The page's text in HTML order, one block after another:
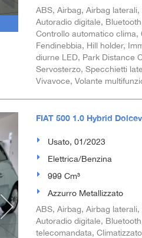
ABS, Airbag, Airbag
Autoradio digitale,
Controllo automatico clima,
Fendinebbia, Hill holder,
diurne LED, Park Distance
Servosterzo, Specchietti
Vivavoce, Volante
FIAT 500 1.0 Hybrid
Usato, 01/2023
Elettrica/Benzina
999 Cm³
Azzurro Metallizzato
ABS, Airbag, Airbag
Autoradio digitale,
telecomandata,